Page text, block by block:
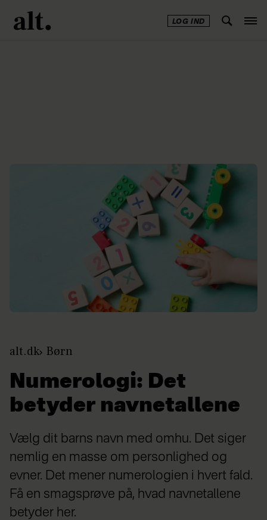
LOG IND
alt.dk Børn
Numerologi: Det
betyder navnetallene
Vælg dit barns navn med omhu. Det siger
nemlig en masse om personlighed og
evner. Det mener numerologien i hvert fald.
Få en smagsprøve på, hvad navnetallene
betyder her.